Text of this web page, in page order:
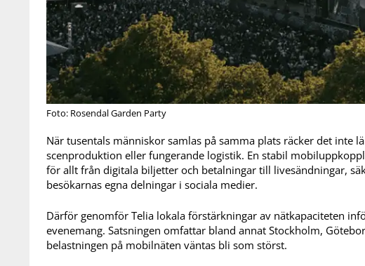
Foto: Rosendal Garden Party
När tusentals människor samlas på samma plats räcker det inte
scenproduktion eller fungerande logistik. En stabil
för allt från digitala biljetter och betalningar till livesändningar,
besökarnas egna delningar i sociala medier.
Därför genomför Telia lokala förstärkningar av nätkapaciteten
evenemang. Satsningen omfattar bland annat Stockholm,
belastningen på mobilnäten väntas bli som störst.